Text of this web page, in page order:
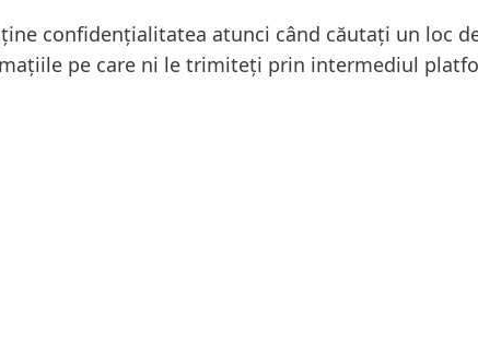
confidențialitatea atunci când căutați un loc
pe care ni le trimiteți prin intermediul